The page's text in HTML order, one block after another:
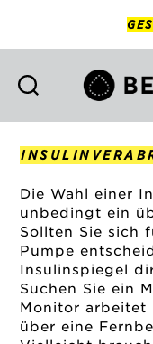
Die Wahl einer
unbedingt ein
Sollten Sie sich
Pumpe
Insulinspiegel
Suchen Sie ein
Monitor arbeitet
über eine